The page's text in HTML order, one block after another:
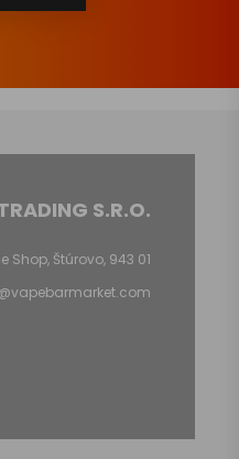
S.R.O.
Shop, Štúrovo, 943 01